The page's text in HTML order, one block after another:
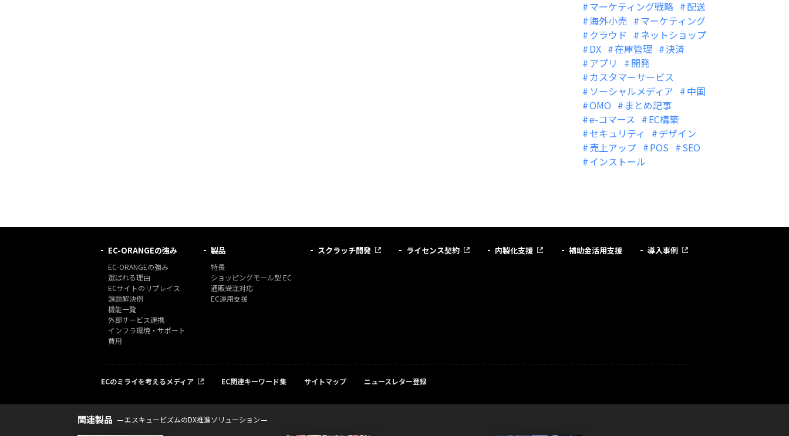
マーケティング戦略
配送
海外小売
マーケティング
クラウド
ネットショップ
DX
在庫管理
決済
アプリ
開発
カスタマーサービス
ソーシャルメディア
中国
OMO
まとめ記事
e-コマース
EC構築
セキュリティ
デザイン
売上アップ
POS
SEO
インストール
EC-ORANGEの強み
EC-ORANGEの強み
選ばれる理由
ECサイトのリプレイス
課題解決例
機能一覧
外部サービス連携
インフラ環境・サポート
費用
製品
特長
ショッピングモール型 EC
通販受注対応
EC運用支援
スクラッチ開発 ライセンス契約 内製化支援 補助金活用支援 導入事例
ECのミライを考えるメディア EC関連キーワード集 サイトマップ ニュースレター登録
関連製品 エスキュービズムのDX推進ソリューション